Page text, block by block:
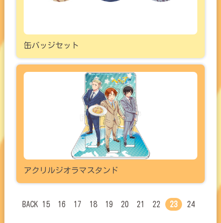
缶バッジセット
アクリルジオラマスタンド
BACK 15 16 17 18 19 20 21 22 23 24